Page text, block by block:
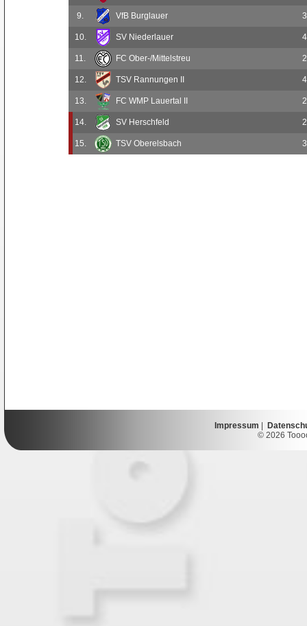
9. VfB Burglauer 3
10. SV Niederlauer 4
11. FC Ober-/Mittelstreu 2
12. TSV Rannungen II 4
13. FC WMP Lauertal II 2
14. SV Herschfeld 2
15. TSV Oberelsbach 3
Impressum
© 2026